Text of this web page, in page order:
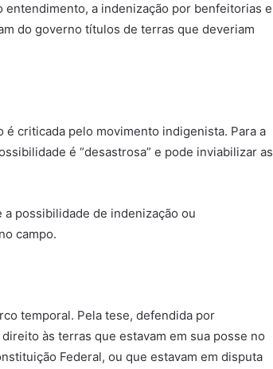
a indenização por benfeitorias e
do governo títulos de terras que deveriam
criticada pelo movimento indigenista. Para a
é “desastrosa” e pode inviabilizar as
possibilidade de indenização ou
campo.
temporal. Pela tese, defendida por
às terras que estavam em sua posse no
Federal, ou que estavam em disputa